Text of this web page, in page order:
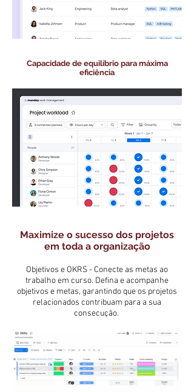
Capacidade de equilíbrio para máxima
eficiência
Maximize o sucesso dos projetos
em toda a organização
Objetivos e OKRS - Conecte as metas ao
trabalho em curso. Defina e acompanhe
objetivos e metas, garantindo que os projetos
relacionados contribuam para a sua
consecução.